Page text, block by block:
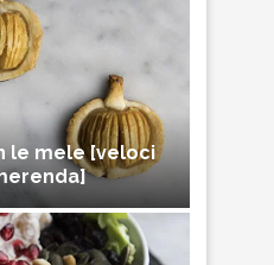
le mele [veloci